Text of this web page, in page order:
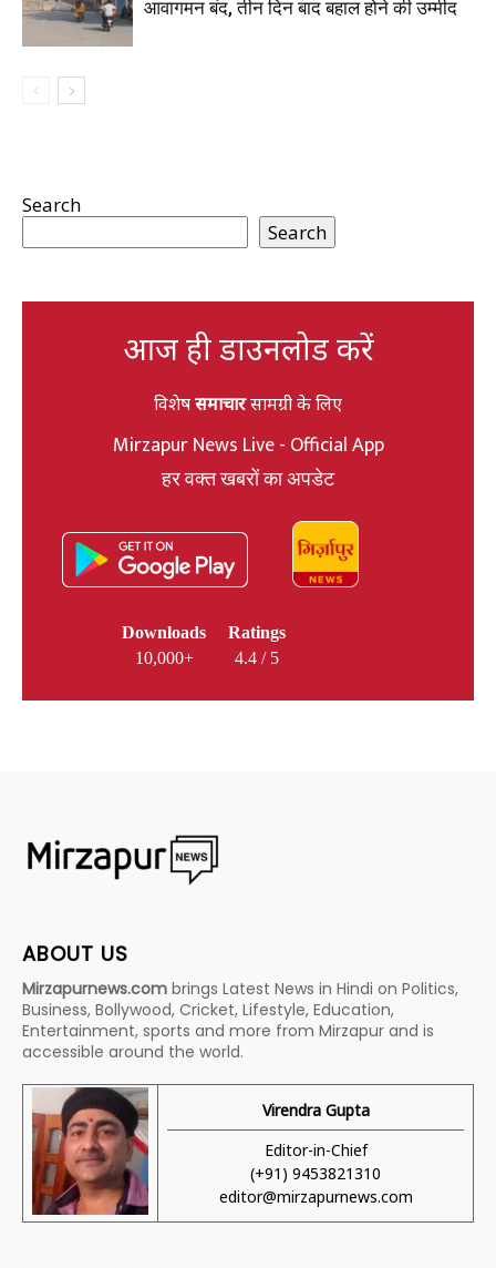
आवागमन बंद, तीन दिन बाद बहाल होने की उम्मीद
Search
Search
आज ही डाउनलोड करें
विशेषसमाचारसामग्री के लिए
Mirzapur News Live - Official App
हर वक्त खबरों का अपडेट
Downloads
10,000+
Ratings
4.4 / 5
ABOUT US
Mirzapurnews.com brings Latest News in Hindi on Politics,
Business, Bollywood, Cricket, Lifestyle, Education,
Entertainment, sports and more from Mirzapur and is
accessible around the world.
Virendra Gupta
Editor-in-Chief
(+91) 9453821310
editor@mirzapurnews.com